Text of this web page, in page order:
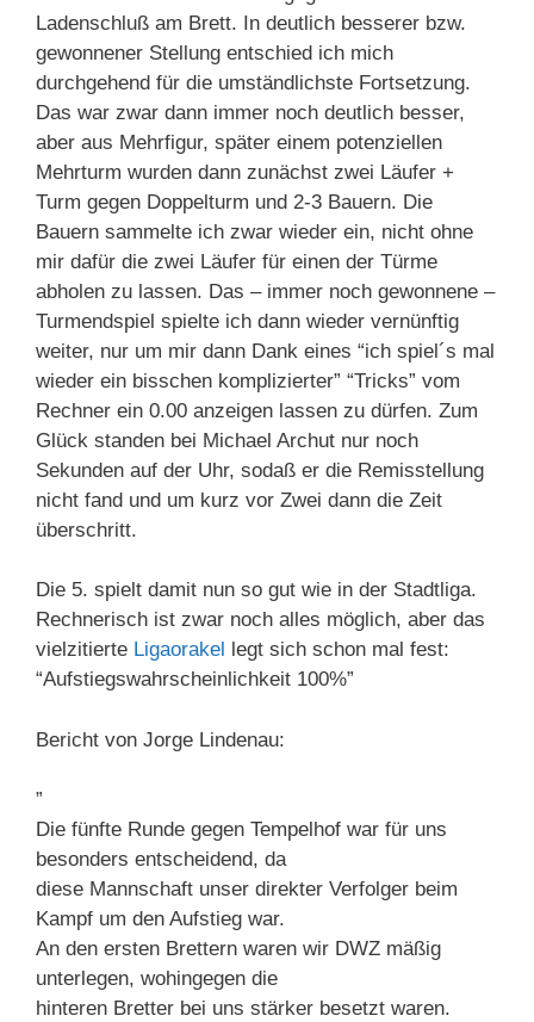
Ladenschluß am Brett. In deutlich besserer bzw.
gewonnener Stellung entschied ich mich
durchgehend für die umständlichste Fortsetzung.
Das war zwar dann immer noch deutlich besser,
aber aus Mehrfigur, später einem potenziellen
Mehrturm wurden dann zunächst zwei Läufer +
Turm gegen Doppelturm und 2-3 Bauern. Die
Bauern sammelte ich zwar wieder ein, nicht ohne
mir dafür die zwei Läufer für einen der Türme
abholen zu lassen. Das – immer noch gewonnene –
Turmendspiel spielte ich dann wieder vernünftig
weiter, nur um mir dann Dank eines “ich spiel´s mal
wieder ein bisschen komplizierter” “Tricks” vom
Rechner ein 0.00 anzeigen lassen zu dürfen. Zum
Glück standen bei Michael Archut nur noch
Sekunden auf der Uhr, sodaß er die Remisstellung
nicht fand und um kurz vor Zwei dann die Zeit
überschritt.
Die 5. spielt damit nun so gut wie in der Stadtliga.
Rechnerisch ist zwar noch alles möglich, aber das
vielzitierte Ligaorakel
legt sich schon mal fest:
“Aufstiegswahrscheinlichkeit 100%”
Bericht von Jorge Lindenau:
”
Die fünfte Runde gegen Tempelhof war für uns
besonders entscheidend, da
diese Mannschaft unser direkter Verfolger beim
Kampf um den Aufstieg war.
An den ersten Brettern waren wir DWZ mäßig
unterlegen, wohingegen die
hinteren Bretter bei uns stärker besetzt waren.